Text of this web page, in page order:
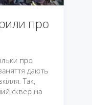
про
про
дають
Так,
сквер на